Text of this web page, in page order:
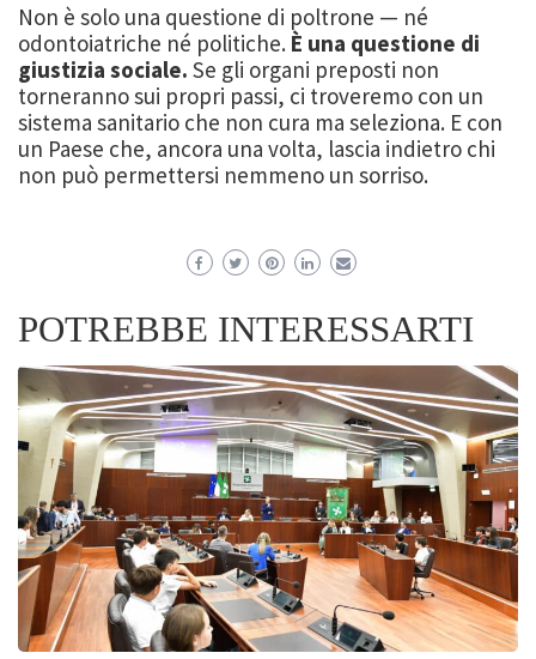
Non è solo una questione di poltrone — né
odontoiatriche né politiche. È una questione di
giustizia sociale. Se gli organi preposti non
torneranno sui propri passi, ci troveremo con un
sistema sanitario che non cura ma seleziona. E con
un Paese che, ancora una volta, lascia indietro chi
non può permettersi nemmeno un sorriso.
POTREBBE INTERESSARTI